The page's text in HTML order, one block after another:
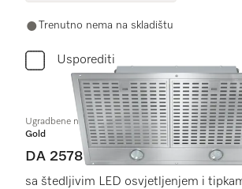
Trenutno nema na skladištu
Usporediti
Ugradbene nape
Gold
DA 2578
sa štedljivim LED osvjetljenjem i